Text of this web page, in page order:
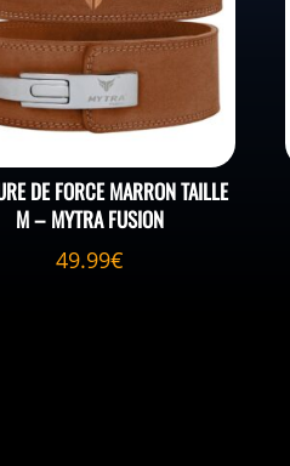
DE FORCE MARRON TAILLE
M – MYTRA FUSION
49.99€